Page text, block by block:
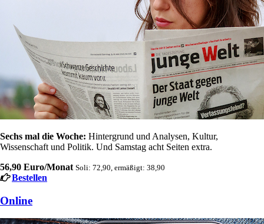
Sechs mal die Woche: Hintergrund und Analysen, Kultur,
Wissenschaft und Politik. Und Samstag acht Seiten extra.
56,90 Euro/Monat Soli: 72,90, ermäßigt: 38,90
Bestellen
Online